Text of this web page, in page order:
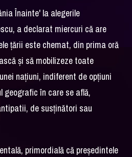
Înainte' la alegerile
a declarat miercuri că are
ţării este chemat, din prima oră
şi să mobilizeze toate
naţiuni, indiferent de opţiuni
geografic în care se află,
de susţinători sau
primordială că preşedintele